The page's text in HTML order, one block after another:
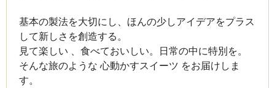
基本の製法を大切にし、ほんの少しアイデアをプラス
して新しさを創造する。
見て楽しい 、食べておいしい。日常の中に特別を。
そんな旅のような 心動かすスイーツ をお届けしま
す。